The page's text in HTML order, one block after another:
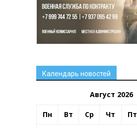
Календарь новостей
Август 2026
Пн Вт Ср Чт Пт